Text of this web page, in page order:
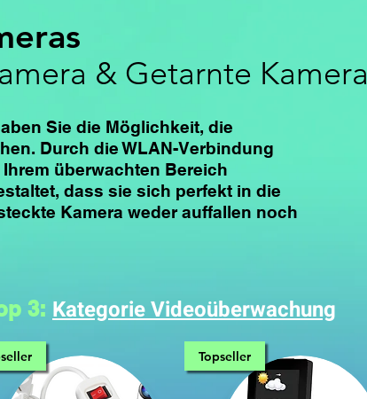
& Getarnte Kamera
Sie die Möglichkeit, die
Durch die WLAN-Verbindung
überwachten Bereich
dass sie sich perfekt in die
Kamera weder auffallen noch
3: Kategorie Videoüberwachung
Topseller